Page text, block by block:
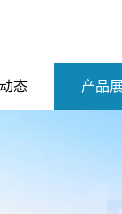
态 产品